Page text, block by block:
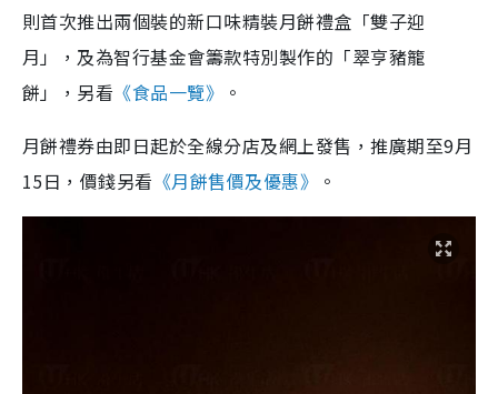
則首次推出兩個裝的新口味精裝月餅禮盒「雙子迎
月」，及為智行基金會籌款特別製作的「翠亨豬籠
餅」，另看 《食品一覽》 。
月餅禮券由即日起於全線分店及網上發售，推廣期至9月
15日，價錢另看 《月餅售價及優惠》 。